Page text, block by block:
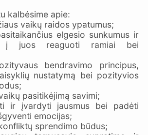
kalbėsime apie:
vaikų raidos ypatumus;
elgesio sunkumus ir
į juos reaguoti ramiai bei
bendravimo principus,
nustatymą bei pozityvios
pasitikėjimą savimi;
ir įvardyti jausmus bei padėti
emocijas;
sprendimo būdus;